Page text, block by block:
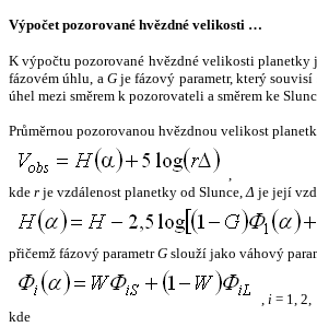
Výpočet pozorované hvězdné velikosti …
K výpočtu pozorované hvězdné velikosti planetky
fázovém úhlu, a Gje fázový parametr, který
úhel mezi směrem k pozorovateli a směrem ke
Průměrnou pozorovanou hvězdnou velikost
,
kde r je vzdálenost planetky od Slunce,Δ je její
přičemž fázový parametrG slouží jako váhový
, i = 1, 2,
kde